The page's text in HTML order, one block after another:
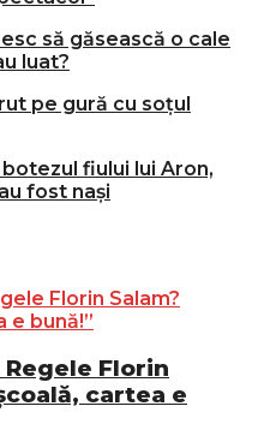
să găsească o cale
luat?
pe gură cu soțul
fiului lui Aron,
fost nași
Florin
cartea e